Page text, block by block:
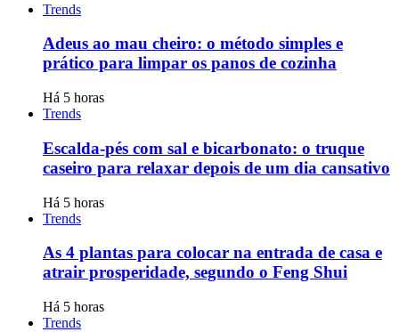
Trends
Adeus ao mau cheiro: o método simples e
prático para limpar os panos de cozinha
Há 5 horas
Trends
Escalda-pés com sal e bicarbonato: o truque
caseiro para relaxar depois de um dia cansativo
Há 5 horas
Trends
As 4 plantas para colocar na entrada de casa e
atrair prosperidade, segundo o Feng Shui
Há 5 horas
Trends